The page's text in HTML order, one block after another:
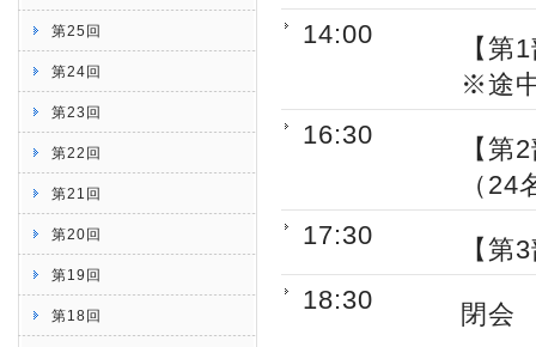
第25回
第24回
第23回
第22回
第21回
第20回
第19回
第18回
14:00
【
※途
16:30
【第
（
17:30
【第
18:30
閉会